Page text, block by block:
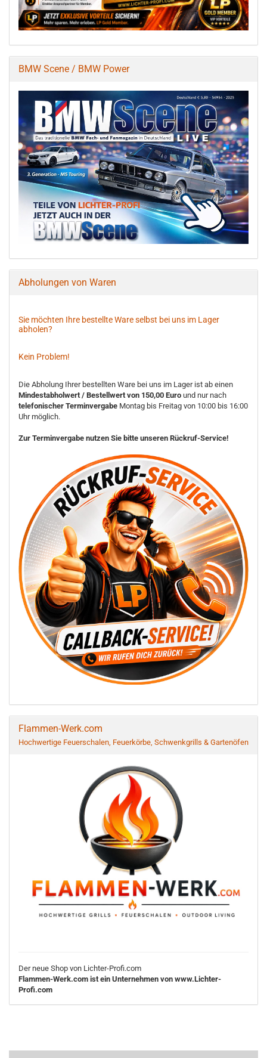
BMW Scene / BMW Power
Abholungen von Waren
Sie möchten Ihre bestellte Ware selbst bei uns im Lager
abholen?
Kein Problem!
Die Abholung Ihrer bestellten Ware bei uns im Lager ist ab einen
Mindestabholwert / Bestellwert von 150,00 Euro und nur nach
telefonischer Terminvergabe Montag bis Freitag von 10:00 bis 16:00
Uhr möglich.
Zur Terminvergabe nutzen Sie bitte unseren Rückruf-Service!
Flammen-Werk.com
Hochwertige Feuerschalen, Feuerkörbe, Schwenkgrills & Gartenöfen
Der neue Shop von Lichter-Profi.com
Flammen-Werk.com ist ein Unternehmen von www.Lichter-
Profi.com